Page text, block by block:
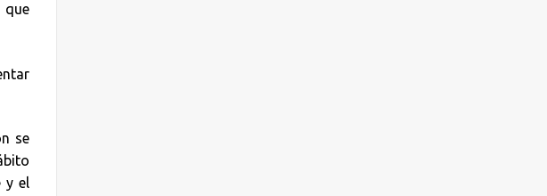
que
se
y el